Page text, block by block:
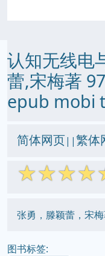
认知无线电
蕾,宋梅著
epub mobi
简体网页||繁体
☆☆☆☆
张勇，滕颖蕾，宋
图书标签: